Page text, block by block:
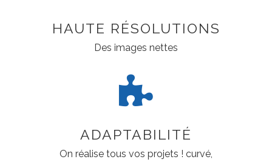
HAUTE RÉSOLUTIONS
Des images nettes
ADAPTABILITÉ
On réalise tous vos projets ! curvé,